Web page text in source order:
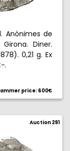
Anònimes de
Diner.
0,21 g. Ex
.
price: 600€
Auction 291